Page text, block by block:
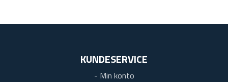
KUNDESERVICE
- Min konto